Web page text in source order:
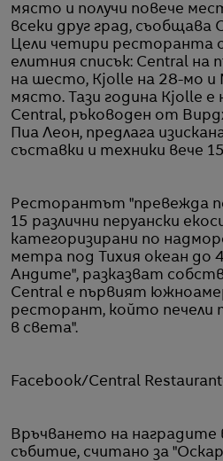
място и получи повече
всеки друг град, съобщава
Цели четири ресторанта
елитния списък: Central на
на шесто, Kjolle на 28-мо и
място. Тази година Kjolle е
Central, ръководен от
Пиа Леон, предлага
съставки и техники вече
Ресторантът "превежда
15 различни перуански
категоризирани по
метра под Тихия океан до
Андите", разказват
Central е първият
ресторант, който печели
в света".
Facebook/Central
Връчването на наградите
събитие, считано за